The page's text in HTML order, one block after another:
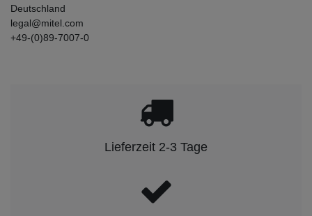
Deutschland
legal@mitel.com
+49-(0)89-7007-0
Lieferzeit 2-3 Tage